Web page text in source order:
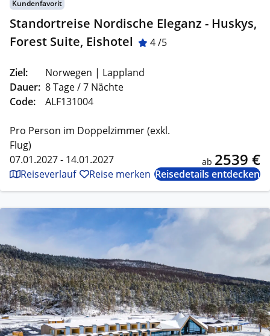
Kundenfavorit
Standortreise Nordische Eleganz - Huskys,
Forest Suite, Eishotel
4 /5
Ziel:
Norwegen | Lappland
Dauer: 8 Tage / 7 Nächte
Code:
ALF131004
Pro Person im Doppelzimmer (exkl.
Flug)
07.01.2027 - 14.01.2027
ab 2539 €
Reiseverlauf Reise merken Reisedetails entdecken